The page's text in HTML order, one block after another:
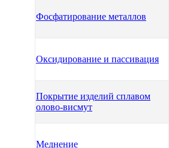
Фосфатирование металлов
Оксидирование и пассивация
Покрытие изделий сплавом
олово-висмут
Меднение